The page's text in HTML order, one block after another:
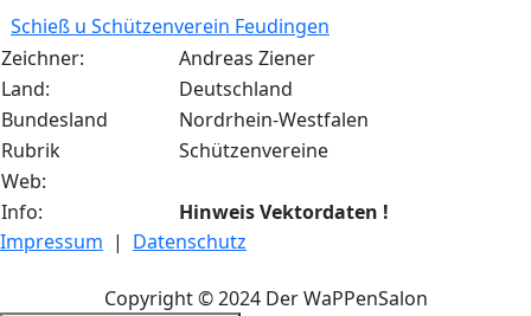
Schieß u Schützenverein Feudingen
Zeichner:
Andreas Ziener
Land:
Deutschland
Bundesland
Nordrhein-Westfalen
Rubrik
Schützenvereine
Web:
Info:
Hinweis Vektordaten !
Impressum | Datenschutz
Copyright © 2024 Der WaPPenSalon